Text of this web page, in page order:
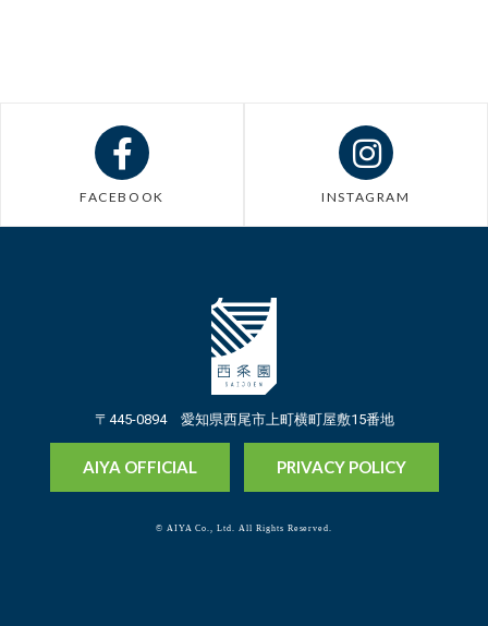
FACEBOOK INSTAGRAM
〒445-0894 愛知県西尾市上町横町屋敷15番地
AIYA OFFICIAL PRIVACY POLICY
© AIYA Co., Ltd. All Rights Reserved.